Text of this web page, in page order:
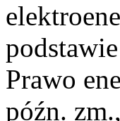
Prawo
późn.